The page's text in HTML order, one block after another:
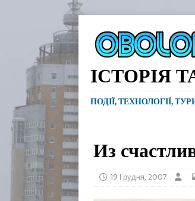
ІСТОРІЯ
ПОДІЇ, ТЕХНОЛОГІЇ,
Из
19 Грудня, 2007